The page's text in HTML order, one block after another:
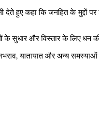
देते हुए कहा कि जनहित के मुद्दों
सुधार और विस्तार के लिए धन की
यातायात और अन्य समस्याओं